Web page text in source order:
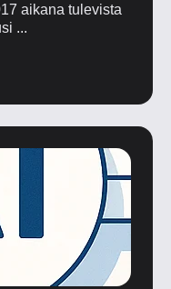
aikana tulevista
...